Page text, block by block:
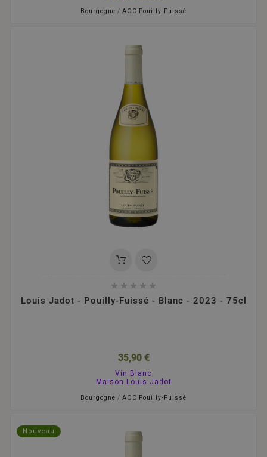
Bourgogne / AOC Pouilly-Fuissé
    
Louis Jadot - Pouilly-Fuissé - Blanc - 2023 - 75cl
35,90 €
Vin Blanc
Maison Louis Jadot
Bourgogne / AOC Pouilly-Fuissé
Nouveau